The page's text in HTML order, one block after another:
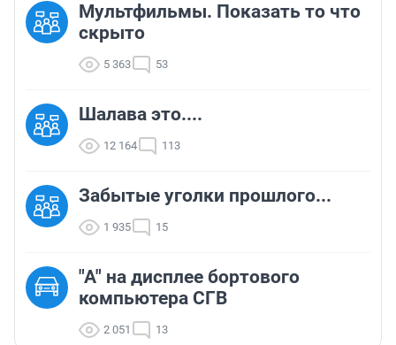
Мультфильмы. Показать то что
скрыто
5 363 53
Шалава это....
12 164 113
Забытые уголки прошлого...
1 935 15
"A" на дисплее бортового
компьютера СГВ
2 051 13